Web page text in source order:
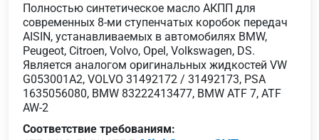
Полностью синтетическое масло АКПП для
современных 8-ми ступенчатых коробок передач
AISIN, устанавливаемых в автомобилях BMW,
Peugeot, Citroen, Volvo, Opel, Volkswagen, DS.
Является аналогом оригинальных жидкостей VW
G053001A2, VOLVO 31492172 / 31492173, PSA
1635056080, BMW 83222413477, BMW ATF 7, ATF
AW-2
Соответствие требованиям: